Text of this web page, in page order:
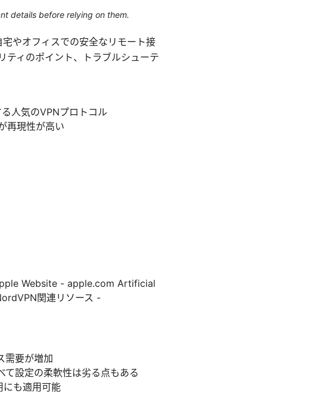
details before relying on them.
やオフィスでの安全なリモート接
ティのポイント、トラブルシューテ
人気のVPNプロトコル
再現性が高い
Website - apple.com Artificial
関連リソース -
需要が増加
設定の柔軟性は劣る点もある
も適用可能